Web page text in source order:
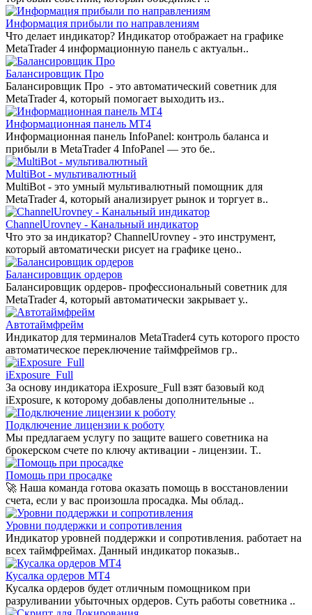
Информация прибыли по направлениям
Что делает индикатор? Индикатор отображает на графике
MetaTrader 4 информационную панель с актуальн..
Балансировщик Про
Балансировщик Про - это автоматический советник для
MetaTrader 4, который помогает выходить из..
Информационная панель MT4
Информационная панель InfoPanel: контроль баланса и
прибыли в MetaTrader 4 InfoPanel — это бе..
MultiBot - мультивалютный
MultiBot - это умный мультивалютный помощник для
MetaTrader 4, который анализирует рынок и торгует в..
ChannelUrovney - Канальный индикатор
Что это за индикатор? ChannelUrovney - это инструмент,
который автоматически рисует на графике цено..
Балансировщик ордеров
Балансировщик ордеров- профессиональный советник для
MetaTrader 4, который автоматически закрывает у..
Автотаймфрейм
Индикатор для терминалов MetaTrader4 суть которого просто
автоматическое переключение таймфреймов гр..
iExposure_Full
За основу индикатора iExposure_Full взят базовый код
iExposure, к которому добавлены дополнительные ..
Подключение лицензии к роботу
Мы предлагаем услугу по защите вашего советника на
брокерском счете по ключу активации - лицензии. Т..
Помощь при просадке
🚀 Наша команда готова оказать помощь в восстановлении
счета, если у вас произошла просадка. Мы облад..
Уровни поддержки и сопротивления
Индикатор уровней поддержки и сопротивления. работает на
всех таймфреймах. Данный индикатор показыв..
Кусалка ордеров MT4
Кусалка ордеров будет отличным помощником при
разруливании убыточных ордеров. Суть работы советника ..